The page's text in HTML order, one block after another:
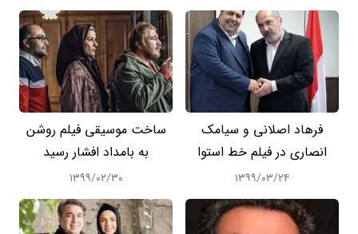
فرهاد اصلانی و سیامک
انصاری در فیلم خط استوا
۱۳۹۹/۰۳/۲۴
ساخت موسیقی فیلم روشن
به بامداد افشار رسید
۱۳۹۹/۰۲/۳۰